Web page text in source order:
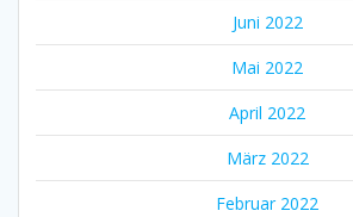
Juni 2022
Mai 2022
April 2022
März 2022
Februar 2022